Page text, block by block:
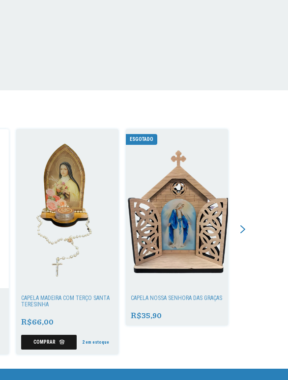
CAPELA MADEIRA COM TERÇO SANTA
TERESINHA
R$66,00
2 em estoque
ESGOTADO
CAPELA NOSSA SENHORA DAS GRAÇAS
R$35,90